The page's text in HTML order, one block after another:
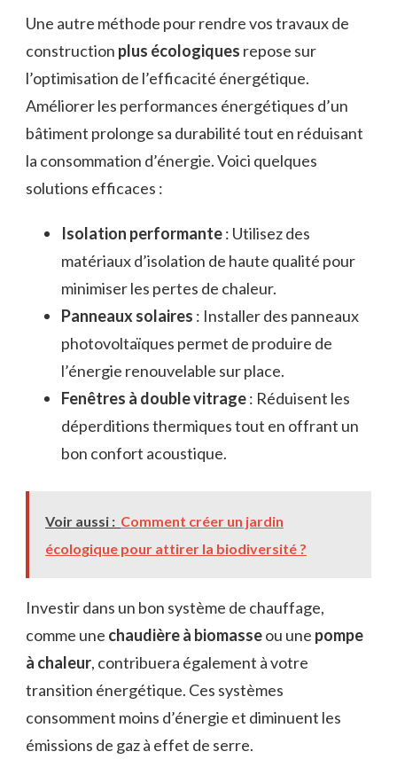
Une autre méthode pour rendre vos travaux de
construction plus écologiques repose sur
l’optimisation de l’efficacité énergétique.
Améliorer les performances énergétiques d’un
bâtiment prolonge sa durabilité tout en réduisant
la consommation d’énergie. Voici quelques
solutions efficaces :
Isolation performante: Utilisez des
matériaux d’isolation de haute qualité pour
minimiser les pertes de chaleur.
Panneaux solaires : Installer des panneaux
photovoltaïques permet de produire de
l’énergie renouvelable sur place.
Fenêtres à double vitrage: Réduisent les
déperditions thermiques tout en offrant un
bon confort acoustique.
Voir aussi : Comment créer un jardin
écologique pour attirer la biodiversité ?
Investir dans un bon système de chauffage,
comme une chaudière à biomasseou une pompe
à chaleur, contribuera également à votre
transition énergétique. Ces systèmes
consomment moins d’énergie et diminuent les
émissions de gaz à effet de serre.